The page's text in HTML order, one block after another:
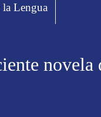
la Lengua
novela